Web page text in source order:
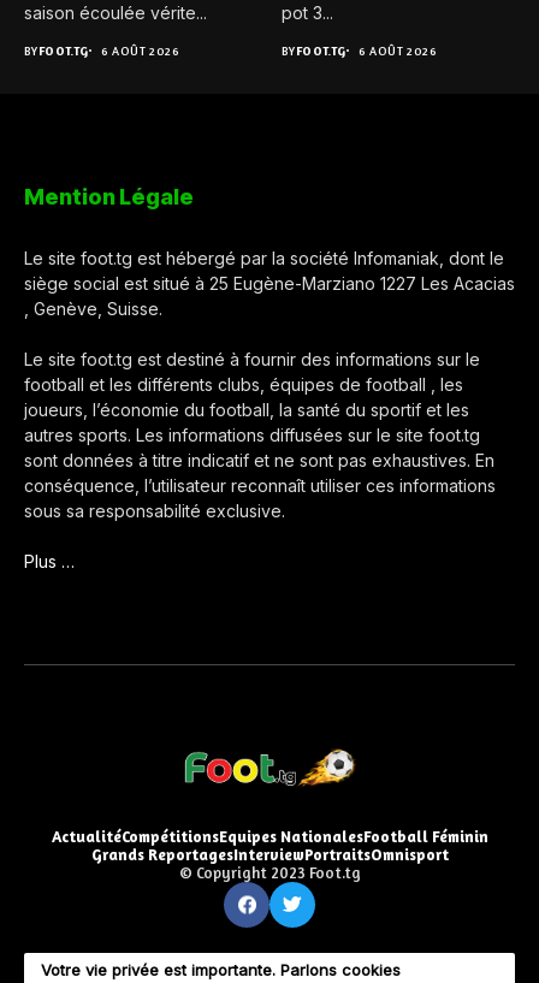
saison écoulée vérite...
BYFOOT.TG 6 AOÛT 2026
pot 3...
BYFOOT.TG 6 AOÛT 2026
Mention Légale
Le site foot.tg est hébergé par la société Infomaniak, dont le
siège social est situé à 25 Eugène-Marziano 1227 Les Acacias
, Genève, Suisse.
Le site foot.tg est destiné à fournir des informations sur le
football et les différents clubs, équipes de football , les
joueurs, l’économie du football, la santé du sportif et les
autres sports. Les informations diffusées sur le site foot.tg
sont données à titre indicatif et ne sont pas exhaustives. En
conséquence, l’utilisateur reconnaît utiliser ces informations
sous sa responsabilité exclusive.
Plus …
ActualitéCompétitionsEquipes NationalesFootball Féminin
Grands ReportagesInterviewPortraitsOmnisport
© Copyright 2023 Foot.tg
Votre vie privée est importante. Parlons cookies